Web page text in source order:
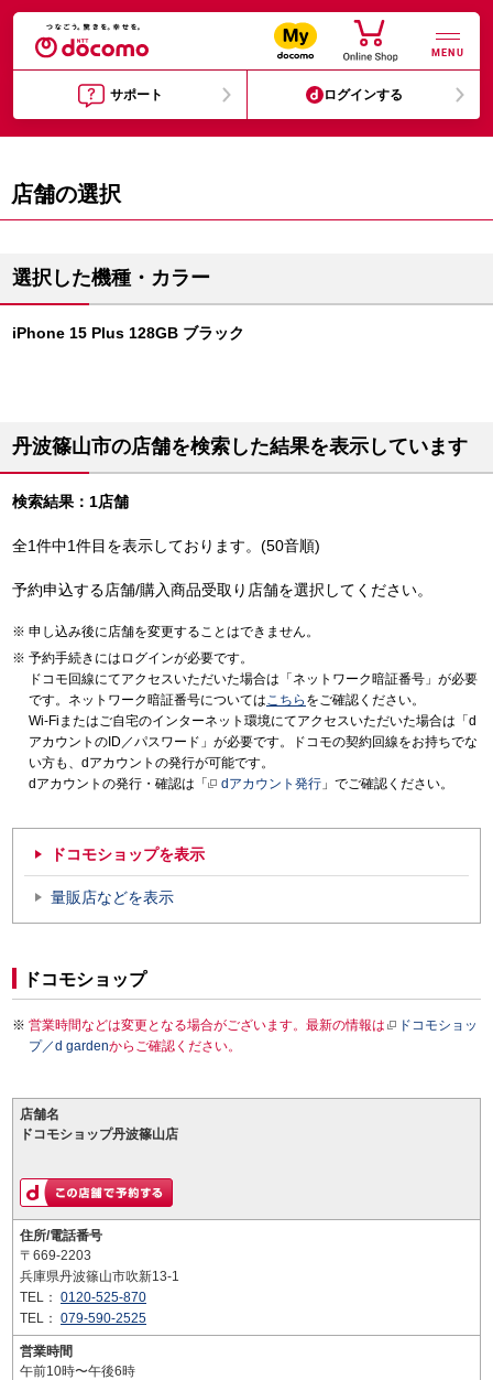
MENU
サポート ログインする
店舗の選択
選択した機種・カラー
iPhone 15 Plus 128GB ブラック
丹波篠山市の店舗を検索した結果を表示しています
検索結果：1店舗
全1件中1件目を表示しております。(50音順)
予約申込する店舗/購入商品受取り店舗を選択してください。
申し込み後に店舗を変更することはできません。
予約手続きにはログインが必要です。
ドコモ回線にてアクセスいただいた場合は「ネットワーク暗証番号」が必要
です。ネットワーク暗証番号についてはこちら をご確認ください。
Wi-Fiまたはご自宅のインターネット環境にてアクセスいただいた場合は「d
アカウントのID／パスワード」が必要です。ドコモの契約回線をお持ちでな
い方も、dアカウントの発行が可能です。
dアカウントの発行・確認は「
dアカウント発行 」でご確認ください。
ドコモショップを表示
量販店などを表示
ドコモショップ
営業時間などは変更となる場合がございます。最新の情報は
ドコモショッ
プ／d gardenからご確認ください。
店舗名
ドコモショップ丹波篠山店
住所/電話番号
〒669-2203
兵庫県丹波篠山市吹新13-1
TEL： 0120-525-870
TEL： 079-590-2525
営業時間
午前10時〜午後6時